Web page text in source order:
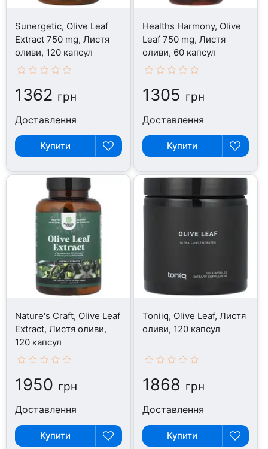
Sunergetic, Olive Leaf
Extract 750 mg, Листя
оливи, 120 капсул
1362 грн
Доставлення
Купити
Healths Harmony, Olive
Leaf 750 mg, Листя
оливи, 60 капсул
1305 грн
Доставлення
Купити
Nature's Craft, Olive Leaf
Extract, Листя оливи,
120 капсул
1950 грн
Доставлення
Купити
Toniiq, Olive Leaf, Листя
оливи, 120 капсул
1868 грн
Доставлення
Купити